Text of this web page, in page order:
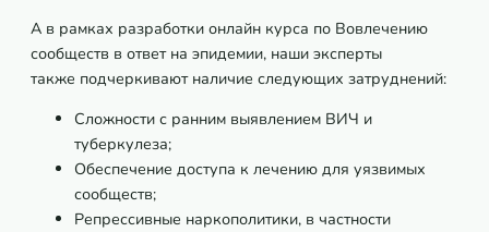
А в рамках разработки онлайн курса по Вовлечению
сообществ в ответ на эпидемии, наши эксперты
также подчеркивают наличие следующих затруднений:
Сложности с ранним выявлением ВИЧ и
туберкулеза;
Обеспечение доступа к лечению для уязвимых
сообществ;
Репрессивные наркополитики, в частности